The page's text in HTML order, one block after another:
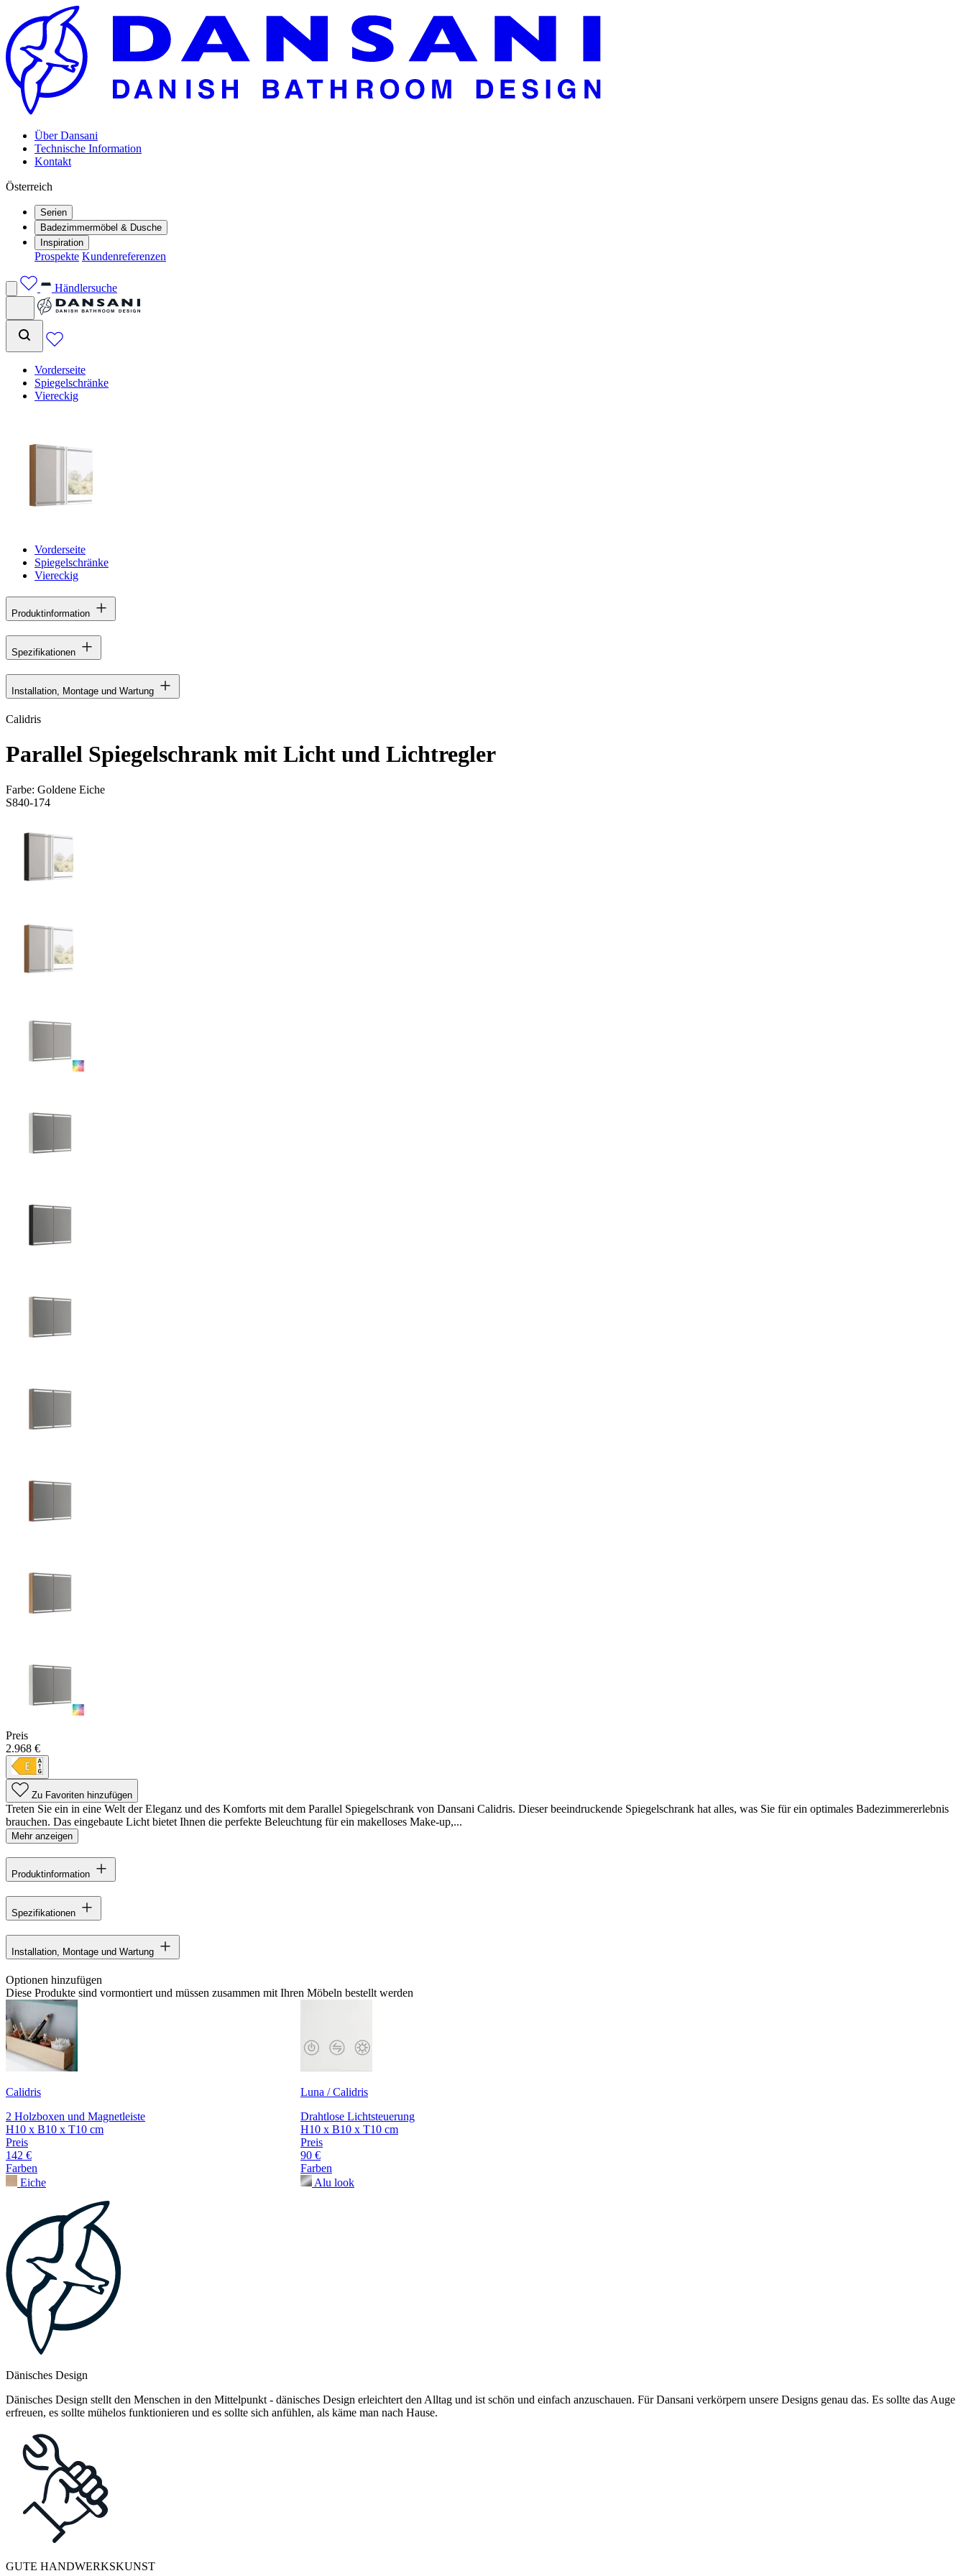
Über Dansani
Technische Information
Kontakt
Österreich
Serien
Badezimmermöbel & Dusche
Inspiration
Prospekte Kundenreferenzen
Händlersuche
Vorderseite
Spiegelschränke
Viereckig
Vorderseite
Spiegelschränke
Viereckig
Produktinformation
Spezifikationen
Installation, Montage und Wartung
Calidris
Parallel Spiegelschrank mit Licht und Lichtregler
Farbe: Goldene Eiche
S840-174
Preis
2.968 €
Zu Favoriten hinzufügen
Treten Sie ein in eine Welt der Eleganz und des Komforts mit dem Parallel Spiegelschrank von Dansani Calidris. Dieser beeindruckende Spiegelschrank hat alles, was Sie für ein optimales Badezimmererlebnis
brauchen. Das eingebaute Licht bietet Ihnen die perfekte Beleuchtung für ein makelloses Make-up,...
Mehr anzeigen
Produktinformation
Spezifikationen
Installation, Montage und Wartung
Optionen hinzufügen
Diese Produkte sind vormontiert und müssen zusammen mit Ihren Möbeln bestellt werden
Calidris
2 Holzboxen und Magnetleiste
H10 x B10 x T10 cm
Preis
142 €
Farben
Eiche
Luna / Calidris
Drahtlose Lichtsteuerung
H10 x B10 x T10 cm
Preis
90 €
Farben
Alu look
Dänisches Design
Dänisches Design stellt den Menschen in den Mittelpunkt - dänisches Design erleichtert den Alltag und ist schön und einfach anzuschauen. Für Dansani verkörpern unsere Designs genau das. Es sollte das Auge
erfreuen, es sollte mühelos funktionieren und es sollte sich anfühlen, als käme man nach Hause.
GUTE HANDWERKSKUNST